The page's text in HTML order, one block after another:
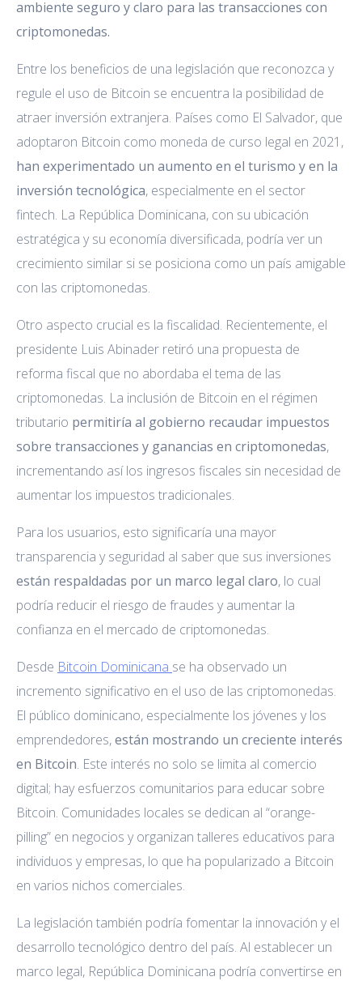
ambiente seguro y claro para las transacciones con
criptomonedas.
Entre los beneficios de una legislación que reconozca y
regule el uso de Bitcoin se encuentra la posibilidad de
atraer inversión extranjera. Países como El Salvador, que
adoptaron Bitcoin como moneda de curso legal en 2021,
han experimentado un aumento en el turismo y en la
inversión tecnológica, especialmente en el sector
fintech. La República Dominicana, con su ubicación
estratégica y su economía diversificada, podría ver un
crecimiento similar si se posiciona como un país amigable
con las criptomonedas.
Otro aspecto crucial es la fiscalidad. Recientemente, el
presidente Luis Abinader retiró una propuesta de
reforma fiscal que no abordaba el tema de las
criptomonedas. La inclusión de Bitcoin en el régimen
tributario permitiría al gobierno recaudar impuestos
sobre transacciones y ganancias en criptomonedas,
incrementando así los ingresos fiscales sin necesidad de
aumentar los impuestos tradicionales.
Para los usuarios, esto significaría una mayor
transparencia y seguridad al saber que sus inversiones
están respaldadas por un marco legal claro, lo cual
podría reducir el riesgo de fraudes y aumentar la
confianza en el mercado de criptomonedas.
Desde Bitcoin Dominicana se ha observado un
incremento significativo en el uso de las criptomonedas.
El público dominicano, especialmente los jóvenes y los
emprendedores,están mostrando un creciente interés
en Bitcoin. Este interés no solo se limita al comercio
digital; hay esfuerzos comunitarios para educar sobre
Bitcoin. Comunidades locales se dedican al “orange-
pilling” en negocios y organizan talleres educativos para
individuos y empresas, lo que ha popularizado a Bitcoin
en varios nichos comerciales.
La legislación también podría fomentar la innovación y el
desarrollo tecnológico dentro del país. Al establecer un
marco legal, República Dominicana podría convertirse en